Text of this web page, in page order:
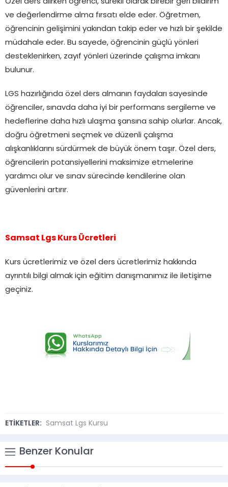
Özel ders alırken öğrenci, sürekli olarak birebir geri bildirim
ve değerlendirme alma fırsatı elde eder. Öğretmen,
öğrencinin gelişimini yakından takip eder ve hızlı bir şekilde
müdahale eder. Bu sayede, öğrencinin güçlü yönleri
desteklenirken, zayıf yönleri üzerinde çalışma imkanı
bulunur.
LGS hazırlığında özel ders almanın faydaları sayesinde
öğrenciler, sınavda daha iyi bir performans sergileme ve
hedeflerine daha hızlı ulaşma şansına sahip olurlar. Ancak,
doğru öğretmeni seçmek ve düzenli çalışma
alışkanlıklarını sürdürmek de büyük önem taşır. Özel ders,
öğrencilerin potansiyellerini maksimize etmelerine
yardımcı olur ve sınav sürecinde kendilerine olan
güvenlerini artırır.
Samsat Lgs Kurs Ücretleri
Kurs ücretlerimiz ve özel ders ücretlerimiz hakkında
ayrıntılı bilgi almak için eğitim danışmanımız ile iletişime
geçiniz.
ETİKETLER: Samsat Lgs Kursu
Benzer Konular